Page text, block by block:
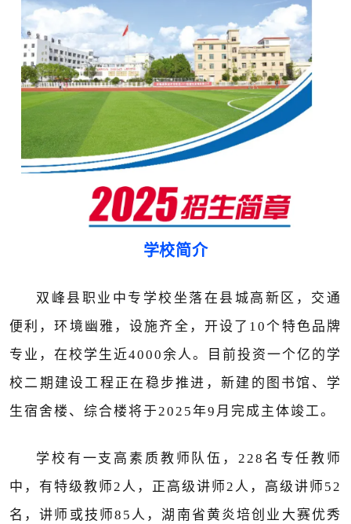
学校简介
双峰县职业中专学校坐落在县城高新 区，交通
便利，环境幽雅，设施齐全 ， 开设了 10个特色品牌
专业，在校学生近4000余人。 目前投资一个亿的 学
校二期 建设工程正在稳步推进，新建的图书馆、学
生宿舍楼、综合楼将于2025年9月完成主体竣工。
学校有一支高素质教师队伍， 228 名专任教师
中，有特级教师2 人，正高级讲师2 人，高级讲师 52
名，讲师或技师85 人，湖南省黄炎培创业大赛优秀